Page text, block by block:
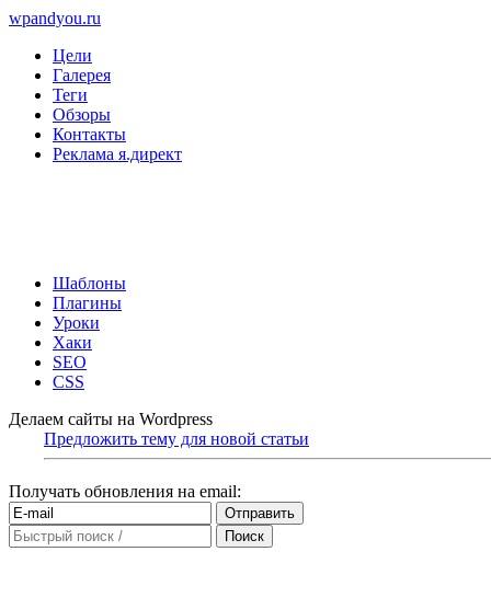
wpandyou.ru
Цели
Галерея
Теги
Обзоры
Контакты
Реклама я.директ
Шаблоны
Плагины
Уроки
Хаки
SEO
CSS
Делаем сайты на Wordpress
Предложить тему для новой статьи
Получать обновления на email: